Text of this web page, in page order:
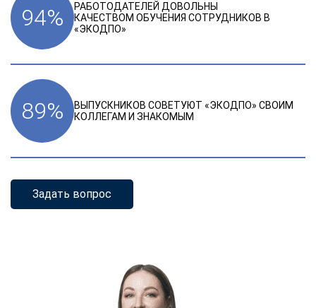
94%
РАБОТОДАТЕЛЕЙ ДОВОЛЬНЫ
КАЧЕСТВОМ ОБУЧЕНИЯ СОТРУДНИКОВ В
«ЭКОДПО»
89%
ВЫПУСКНИКОВ СОВЕТУЮТ «ЭКОДПО» СВОИМ
КОЛЛЕГАМ И ЗНАКОМЫМ
Задать вопрос